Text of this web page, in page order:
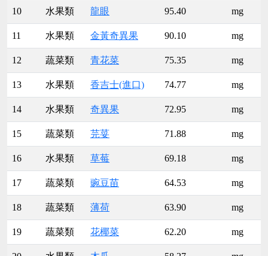
10 水果類 龍眼 95.40 mg
11 水果類 金黃奇異果 90.10 mg
12 蔬菜類 青花菜 75.35 mg
13 水果類 香吉士(進口) 74.77 mg
14 水果類 奇異果 72.95 mg
15 蔬菜類 芫荽 71.88 mg
16 水果類 草莓 69.18 mg
17 蔬菜類 豌豆苗 64.53 mg
18 蔬菜類 薄荷 63.90 mg
19 蔬菜類 花椰菜 62.20 mg